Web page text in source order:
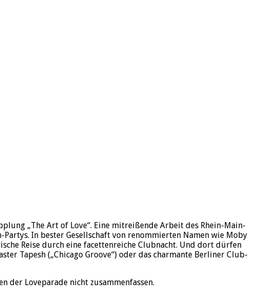
„The Art of Love“. Eine mitreißende Arbeit des Rhein-Main-
In bester Gesellschaft von renommierten Namen wie Moby
Reise durch eine facettenreiche Clubnacht. Und dort dürfen
Tapesh („Chicago Groove“) oder das charmante Berliner Club-
der Loveparade nicht zusammenfassen.